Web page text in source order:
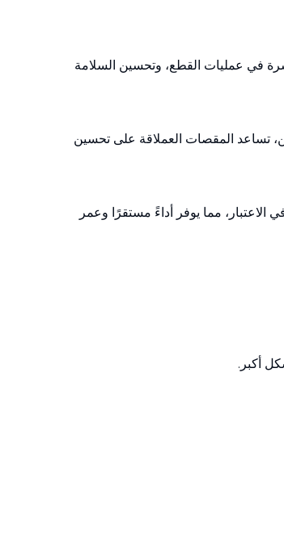
في عمليات القطع، وتحسين السلامة
تساعد المقصات العملاقة على تحسين
الاعتبار، مما يوفر أداءً مستقرًا وعمر
أكبر.